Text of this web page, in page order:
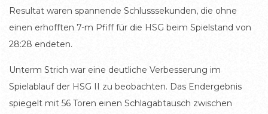
Resultat waren spannende Schlusssekunden, die ohne
einen erhofften 7-m Pfiff für die HSG beim Spielstand von
28:28 endeten.
Unterm Strich war eine deutliche Verbesserung im
Spielablauf der HSG II zu beobachten. Das Endergebnis
spiegelt mit 56 Toren einen Schlagabtausch zwischen